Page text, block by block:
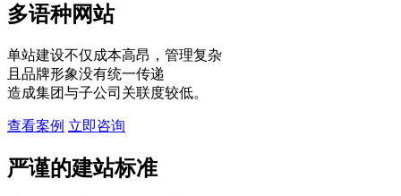
多语种网站
单站建设不仅成本高昂，管理复杂
且品牌形象没有统一传递
造成集团与子公司关联度较低。
查看案例 立即咨询
严谨的建站标准